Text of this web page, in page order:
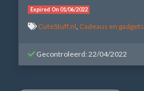
Expired On 01/06/2022
CuteStuff.nl Cadeaus en gadgets
Gecontroleerd: 22/04/2022